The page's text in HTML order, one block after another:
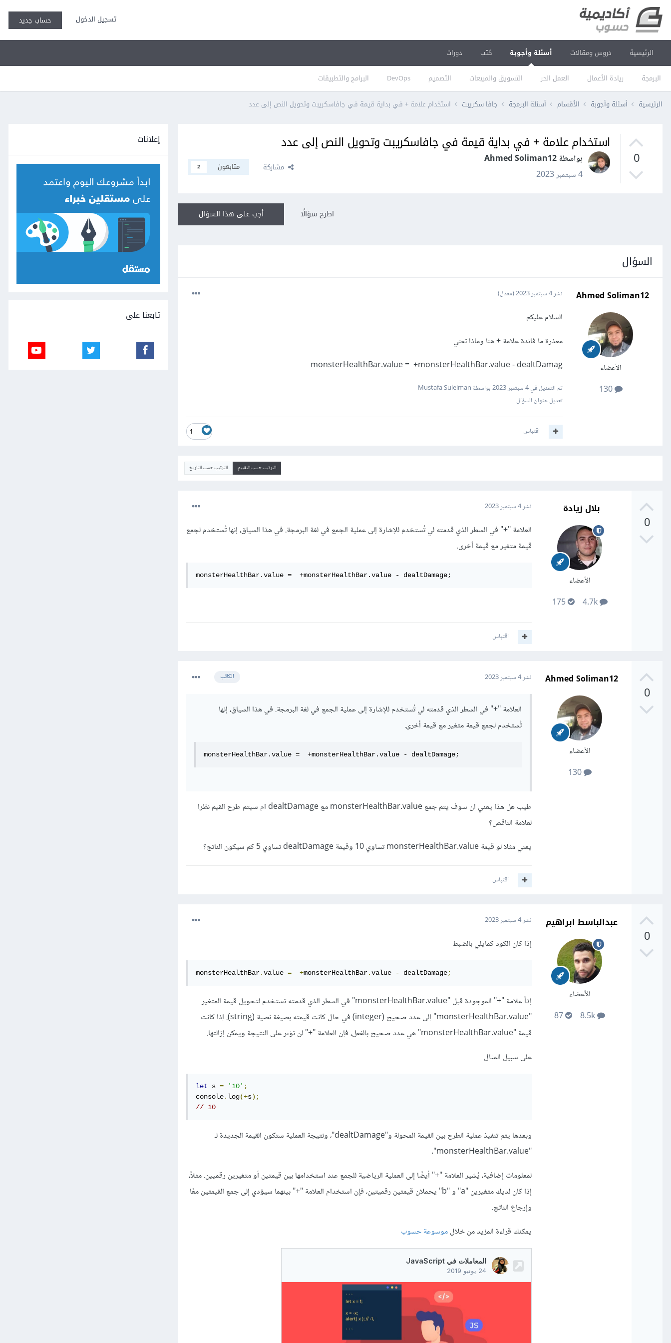
تسجيل الدخول حساب جديد
الرئيسية دروس ومقالات أسئلة وأجوبة
البرمجة ريادة الأعمال العمل الحر التسويق والمبيعات التصميم DevOps البرامج والتطبيقات
كتب دورات
الرئيسية أسئلة وأجوبة الأقسام أسئلة البرمجة جافا سكريبت استخدام علامة + في بداية قيمة في جافاسكريبت وتحويل النص إلى عدد
0
استخدام علامة + في بداية قيمة في جافاسكريبت وتحويل النص إلى عدد
بواسطة Ahmed Soliman12
4 سبتمبر 2023
مشاركة متابعون 2
أجب على هذا السؤال اطرح سؤالًا
السؤال
Ahmed Soliman12
الأعضاء
130
نشر4 سبتمبر 2023 (معدل)
السلام عليكم
معذرة ما فائدة علامة + هنا وماذا تعني
monsterHealthBar.value = +monsterHealthBar.value - dealtDamag
تم التعديل في4 سبتمبر 2023
بواسطة Mustafa Suleiman
تعديل عنوان السؤال
1 اقتباس
الترتيب حسب التقييم الترتيب حسب التاريخ
0
بلال زيادة
الأعضاء
4.7k
175
نشر4 سبتمبر 2023
العلامة "+" في السطر الذي قدمته لي تُستخدم للإشارة إلى عملية الجمع في لغة البرمجة. في هذا السياق، إنها تُستخدم لجمع
قيمة متغير مع قيمة أخرى.
monsterHealthBar.value =  +monsterHealthBar.value - dealtDamage;
اقتباس
0
Ahmed Soliman12
الأعضاء
130
الكاتب نشر4 سبتمبر 2023
العلامة "+" في السطر الذي قدمته لي تُستخدم للإشارة إلى عملية الجمع في لغة البرمجة. في هذا السياق، إنها
تُستخدم لجمع قيمة متغير مع قيمة أخرى.
monsterHealthBar.value =  +monsterHealthBar.value - dealtDamage;
طيب هل هذا يعني ان سوف يتم جمع monsterHealthBar.value مع dealtDamage ام سيتم طرح القيم نظرا
لعلامة الناقص؟
يعني مثلا لو قيمة monsterHealthBar.value تساوي 10 وقيمة dealtDamage تساوي 5 كم سيكون الناتج؟
اقتباس
0
عبدالباسط ابراهيم
الأعضاء
نشر4 سبتمبر 2023
إذا كان الكود كمايلي بالضبط
monsterHealthBar.value = +monsterHealthBar.value - dealtDamage;
إذاً علامة "+" الموجودة قبل "monsterHealthBar.value" في السطر الذي قدمته تستخدم لتحويل قيمة المتغير
"monsterHealthBar.value" إلى عدد صحيح (integer) في حال كانت قيمته بصيغة نصية (string). إذا كانت
قيمة "monsterHealthBar.value" هي عدد صحيح بالفعل، فإن العلامة "+" لن تؤثر على النتيجة ويمكن إزالتها.
على سبيل المثال
let s = '10' ;
console. log(+s);
// 10
وبعدها يتم تنفيذ عملية الطرح بين القيمة المحولة و"dealtDamage"، ونتيجة العملية ستكون القيمة الجديدة لـ
"monsterHealthBar.value".
لمعلومات إضافية، يُشير العلامة "+" أيضًا إلى العملية الرياضية للجمع عند استخدامها بين قيمتين أو متغيرين رقميين. مثلاً،
إذا كان لديك متغيرين "a" و "b" يحملان قيمتين رقميتين، فإن استخدام العلامة "+" بينهما سيؤدي إلى جمع القيمتين معًا
وإرجاع الناتج.
يمكنك قراءة المزيد من خلالموسوعة حسوب
إعلانات
تابعنا على